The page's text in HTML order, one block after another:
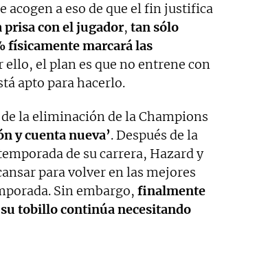
acogen a eso de que el fin justifica
con el jugador, tan sólo
físicamente marcará las
ello, el plan es que no entrene con
apto para hacerlo.
la eliminación de la Champions
y cuenta nueva’. Después de la
de su carrera, Hazard y
para volver en las mejores
Sin embargo, finalmente
tobillo continúa necesitando